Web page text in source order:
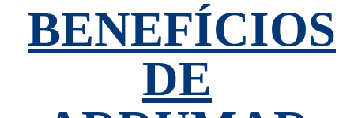
BENEFÍCIOS
DE